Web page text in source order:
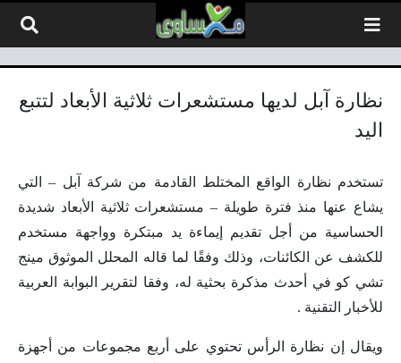
نظارة آبل لديها مستشعرات ثلاثية الأبعاد لتتبع
اليد
تستخدم نظارة الواقع المختلط القادمة من شركة آبل – التي
يشاع عنها منذ فترة طويلة – مستشعرات ثلاثية الأبعاد شديدة
الحساسية من أجل تقديم إيماءة يد مبتكرة وواجهة مستخدم
للكشف عن الكائنات، وذلك وفقًا لما قاله المحلل الموثوق مينج
تشي كو في أحدث مذكرة بحثية له، وفقا لتقرير البوابة العربية
للأخبار التقنية .
ويقال إن نظارة الرأس تحتوي على أربع مجموعات من أجهزة